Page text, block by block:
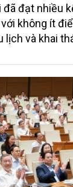
đã đạt nhiều
không ít
lịch và khai
tế biển
lực quan
2030,